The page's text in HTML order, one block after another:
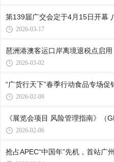
第139届广交会定于4月15日开幕
2026-03-17
琶洲港澳客运口岸离境退税点启
2026-03-02
“广货行天下”春季行动食品专场促
2026-02-08
《展览会项目 风险管理指南》（
2026-02-06
抢占APEC“中国年”先机，首站广